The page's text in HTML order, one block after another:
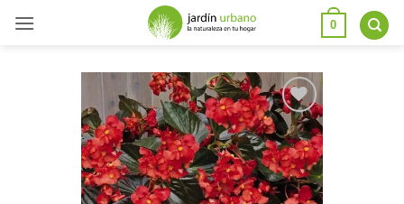
0
Añadir
a la
lista
de
deseos